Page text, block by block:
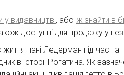
у видавництві, або ж знайти в
доступні для продажу у
пані Ледерман під час та
історії Рогатина. Як